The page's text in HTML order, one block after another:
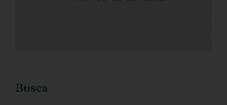
Busca